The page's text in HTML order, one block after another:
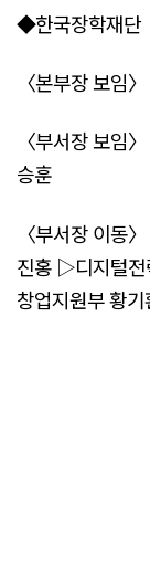
◆한국장학재단
〈본부장 보임
〈부서장 보임
승훈
〈부서장 이동
진홍 ▷디지털
창업지원부 황